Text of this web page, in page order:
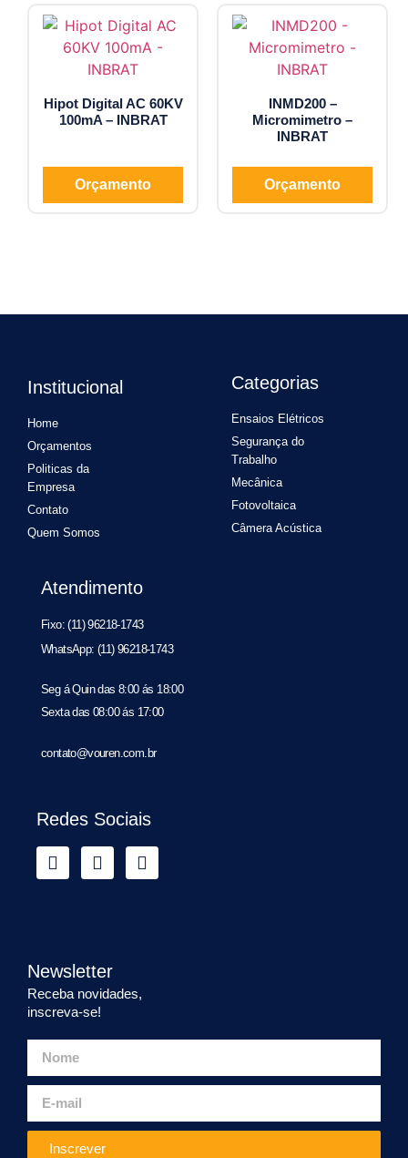
Hipot Digital AC 60KV
100mA – INBRAT
Orçamento
INMD200 –
Micromimetro –
INBRAT
Orçamento
Institucional
Home
Orçamentos
Politicas da
Empresa
Contato
Quem Somos
Categorias
Ensaios Elétricos
Segurança do
Trabalho
Mecânica
Fotovoltaica
Câmera Acústica
Atendimento
Fixo: (11) 96218-1743
WhatsApp: (11) 96218-1743
Seg á Quin das 8:00 ás 18:00
Sexta das 08:00 ás 17:00
contato@vouren.com.br
Redes Sociais
Newsletter
Receba novidades,
inscreva-se!
Inscrever